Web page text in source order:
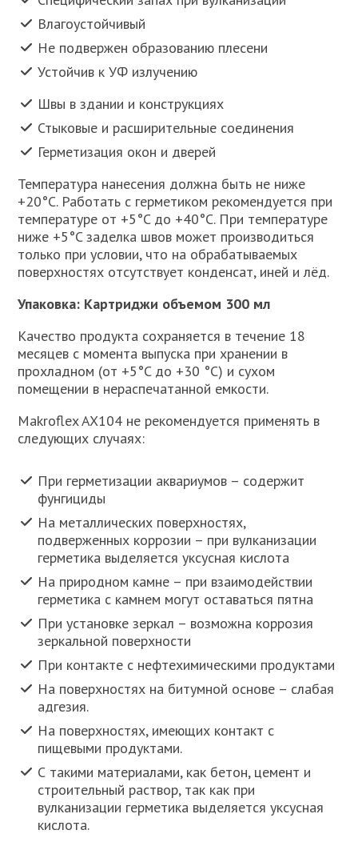
Влагоустойчивый
Не подвержен образованию плесени
Устойчив к УФ излучению
Швы в здании и конструкциях
Стыковые и расширительные соединения
Герметизация окон и дверей
Температура нанесения должна быть не ниже
+20°C. Работать с герметиком рекомендуется при
температуре от +5°C до +40°C. При температуре
ниже +5°C заделка швов может производиться
только при условии, что на обрабатываемых
поверхностях отсутствует конденсат, иней и лёд.
Упаковка: Картриджи объемом 300 мл
Качество продукта сохраняется в течение 18
месяцев с момента выпуска при хранении в
прохладном (от +5°C до +30 °C) и сухом
помещении в нераспечатанной емкости.
Makroflex AX104 не рекомендуется применять в
следующих случаях:
При герметизации аквариумов – содержит
фунгициды
На металлических поверхностях,
подверженных коррозии – при вулканизации
герметика выделяется уксусная кислота
На природном камне – при взаимодействии
герметика с камнем могут оставаться пятна
При установке зеркал – возможна коррозия
зеркальной поверхности
При контакте с нефтехимическими продуктами
На поверхностях на битумной основе – слабая
адгезия.
На поверхностях, имеющих контакт с
пищевыми продуктами.
С такими материалами, как бетон, цемент и
строительный раствор, так как при
вулканизации герметика выделяется уксусная
кислота.